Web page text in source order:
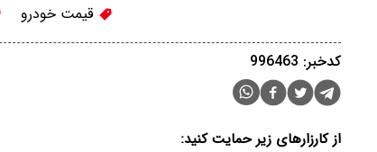
قیمت خودرو
کدخبر: 996463
از کارزارهای زیر حمایت کنید: